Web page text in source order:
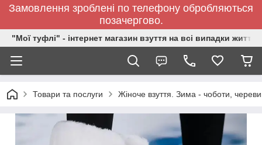
Замовлення зроблені по телефону обробляються
позачергово.
"Мої туфлі" - інтернет магазин взуття на всі випадки життя.
Товари та послуги Жіноче взуття. Зима - чоботи,